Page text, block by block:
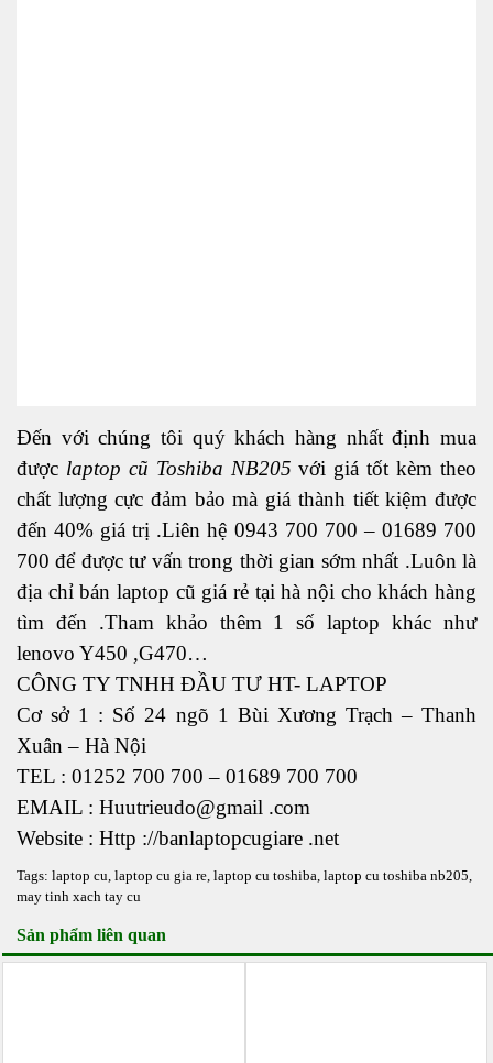
Đến với chúng tôi quý khách hàng nhất định mua
được laptop cũ Toshiba NB205 với giá tốt kèm theo
chất lượng cực đảm bảo mà giá thành tiết kiệm được
đến 40% giá trị .Liên hệ 0943 700 700 – 01689 700
700 để được tư vấn trong thời gian sớm nhất .Luôn là
địa chỉ bán laptop cũ giá rẻ tại hà nội cho khách hàng
tìm đến .Tham khảo thêm 1 số laptop khác như
lenovo Y450 ,G470…
CÔNG TY TNHH ĐẦU TƯ HT- LAPTOP
Cơ sở 1 : Số 24 ngõ 1 Bùi Xương Trạch – Thanh
Xuân – Hà Nội
TEL : 01252 700 700 – 01689 700 700
EMAIL : Huutrieudo@gmail .com
Website : Http ://banlaptopcugiare .net
Tags: laptop cu, laptop cu gia re, laptop cu toshiba, laptop cu toshiba nb205,
may tinh xach tay cu
Sản phẩm liên quan